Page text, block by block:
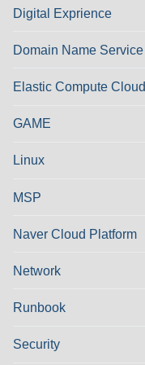
Digital Exprience
Domain Name Service
Elastic Compute Cloud
GAME
Linux
MSP
Naver Cloud Platform
Network
Runbook
Security